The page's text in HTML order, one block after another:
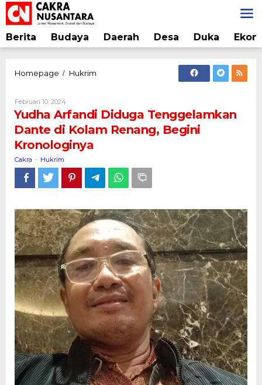
Lewati
ke
konten
Berita Budaya Daerah Desa Duka
Homepage / Hukrim
Tenggelamkan
Dante
di
Begini
Kronologinya
Februari 10, 2024Oleh
Cakra
Yudha Arfandi Diduga Tenggelamkan
Dante di Kolam Renang, Begini
Kronologinya
Cakra - Hukrim